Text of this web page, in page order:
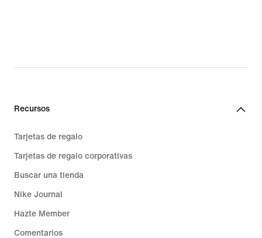
Recursos
Tarjetas de regalo
Tarjetas de regalo corporativas
Buscar una tienda
Nike Journal
Hazte Member
Comentarios